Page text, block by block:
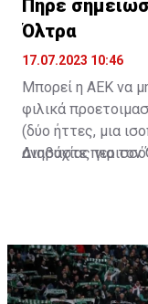
Πήρε
Όλτρα
17.07.2023 10:46
Μπορεί η ΑΕΚ να
φιλικά
(δύο ήττες, μια
ανησυχίας για τον
Διαβάστε